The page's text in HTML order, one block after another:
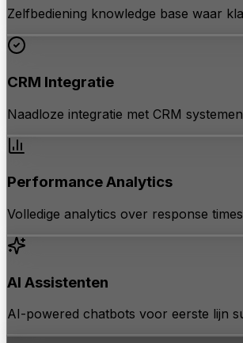
Zelfbediening knowledge base waar
CRM Integratie
Naadloze integratie met CRM
Performance Analytics
Volledige analytics over response
AI Assistenten
AI-powered chatbots voor eerste lijn